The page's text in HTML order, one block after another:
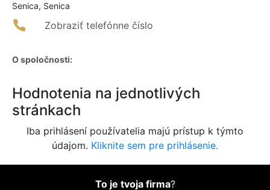
Senica, Senica
Zobraziť telefónne číslo
O spoločnosti:
Hodnotenia na jednotlivých
stránkach
Iba prihlásení používatelia majú prístup k týmto
údajom. Kliknite sem pre prihlásenie.
To je tvoja firma?